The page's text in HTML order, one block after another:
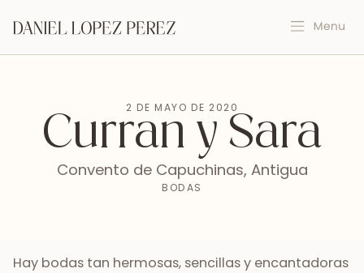
2 DE MAYO DE 2020
Curran y Sara
Convento de Capuchinas, Antigua
BODAS
Hay bodas tan hermosas, sencillas y encantadoras